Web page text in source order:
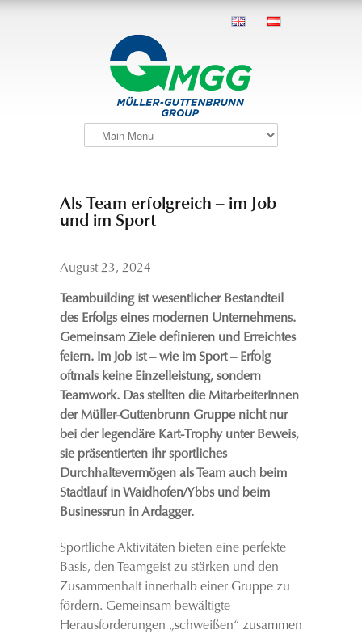
Als Team erfolgreich – im Job
und im Sport
August 23, 2024
Teambuilding ist wesentlicher Bestandteil
des Erfolgs eines modernen Unternehmens.
Gemeinsam Ziele definieren und Erreichtes
feiern. Im Job ist – wie im Sport – Erfolg
oftmals keine Einzelleistung, sondern
Teamwork. Das stellten die MitarbeiterInnen
der Müller-Guttenbrunn Gruppe nicht nur
bei der legendäre Kart-Trophy unter Beweis,
sie präsentierten ihr sportliches
Durchhaltevermögen als Team auch beim
Stadtlauf in Waidhofen/Ybbs und beim
Businessrun in Ardagger.
Sportliche Aktivitäten bieten eine perfekte
Basis, den Teamgeist zu stärken und den
Zusammenhalt innerhalb einer Gruppe zu
fördern. Gemeinsam bewältigte
Herausforderungen „schweißen“ zusammen